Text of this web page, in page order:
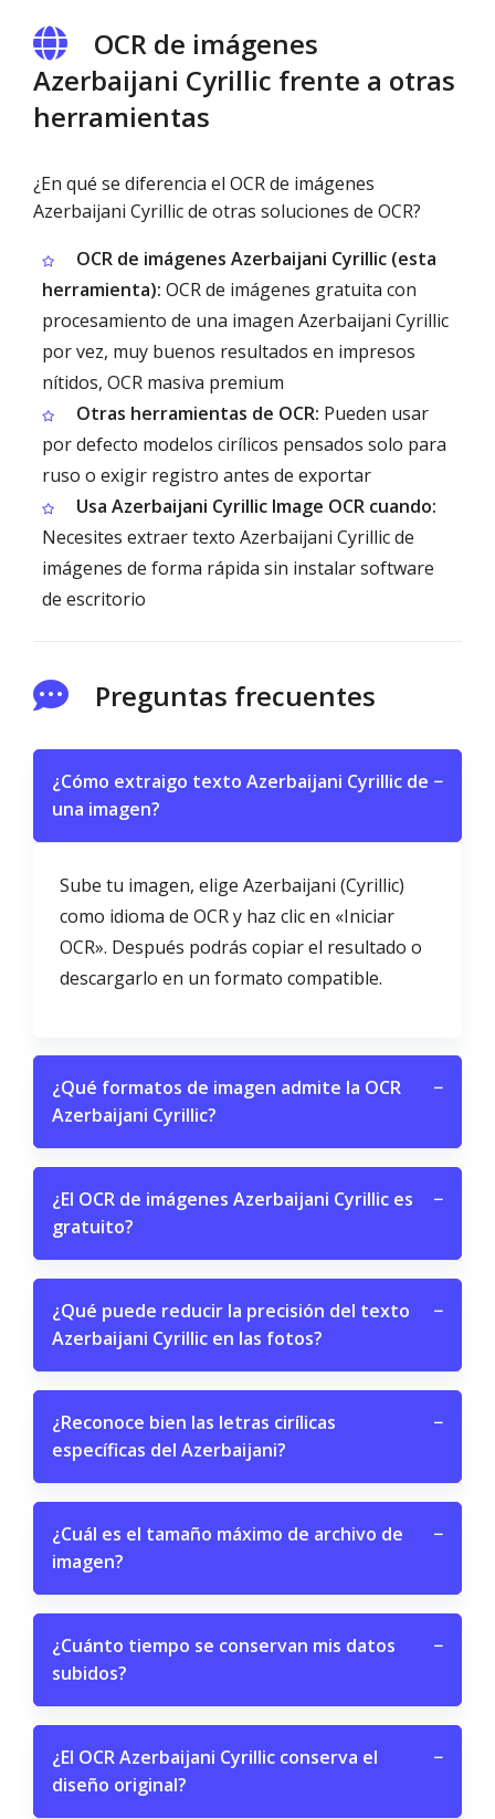
OCR de imágenes
Azerbaijani Cyrillic frente a otras
herramientas
¿En qué se diferencia el OCR de imágenes
Azerbaijani Cyrillic de otras soluciones de OCR?
OCR de imágenes Azerbaijani Cyrillic (esta
herramienta): OCR de imágenes gratuita con
procesamiento de una imagen Azerbaijani Cyrillic
por vez, muy buenos resultados en impresos
nítidos, OCR masiva premium
Otras herramientas de OCR: Pueden usar
por defecto modelos cirílicos pensados solo para
ruso o exigir registro antes de exportar
Usa Azerbaijani Cyrillic Image OCR cuando:
Necesites extraer texto Azerbaijani Cyrillic de
imágenes de forma rápida sin instalar software
de escritorio
Preguntas frecuentes
¿Cómo extraigo texto Azerbaijani Cyrillic de
una imagen?
−
Sube tu imagen, elige Azerbaijani (Cyrillic)
como idioma de OCR y haz clic en «Iniciar
OCR». Después podrás copiar el resultado o
descargarlo en un formato compatible.
¿Qué formatos de imagen admite la OCR
Azerbaijani Cyrillic?
−
¿El OCR de imágenes Azerbaijani Cyrillic es
gratuito?
−
¿Qué puede reducir la precisión del texto
Azerbaijani Cyrillic en las fotos?
−
¿Reconoce bien las letras cirílicas
específicas del Azerbaijani?
−
¿Cuál es el tamaño máximo de archivo de
imagen?
−
¿Cuánto tiempo se conservan mis datos
subidos?
−
¿El OCR Azerbaijani Cyrillic conserva el
diseño original?
−